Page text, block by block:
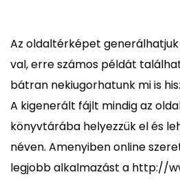
Az oldaltérképet
val, erre számos példát
bátran nekiugorhatunk mi is
A kigenerált fájlt mindig az
könyvtárába helyezzük el és
néven. Amenyiben online
legjobb alkalmazást a http://